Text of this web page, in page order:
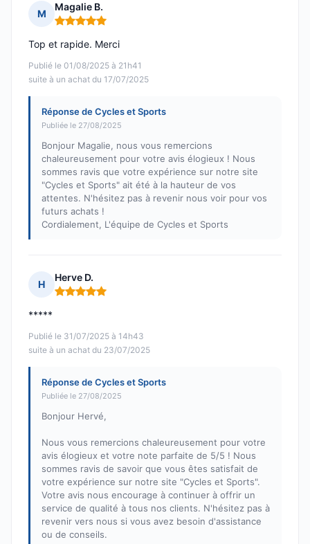
M
Magalie B.
Note : 5 sur 5
Publié le 01/08/2025 à 21h41
suite à un achat du 17/07/2025
Top et rapide. Merci
Réponse de Cycles et Sports
Publiée le 27/08/2025
Bonjour Magalie, nous vous remercions
chaleureusement pour votre avis élogieux ! Nous
sommes ravis que votre expérience sur notre site
"Cycles et Sports" ait été à la hauteur de vos
attentes. N'hésitez pas à revenir nous voir pour vos
futurs achats !
Cordialement, L'équipe de Cycles et Sports
H
Herve D.
Note : 5 sur 5
Publié le 31/07/2025 à 14h43
suite à un achat du 23/07/2025
*****
Réponse de Cycles et Sports
Publiée le 27/08/2025
Bonjour Hervé,
Nous vous remercions chaleureusement pour votre
avis élogieux et votre note parfaite de 5/5 ! Nous
sommes ravis de savoir que vous êtes satisfait de
votre expérience sur notre site "Cycles et Sports".
Votre avis nous encourage à continuer à offrir un
service de qualité à tous nos clients. N'hésitez pas à
revenir vers nous si vous avez besoin d'assistance
ou de conseils.